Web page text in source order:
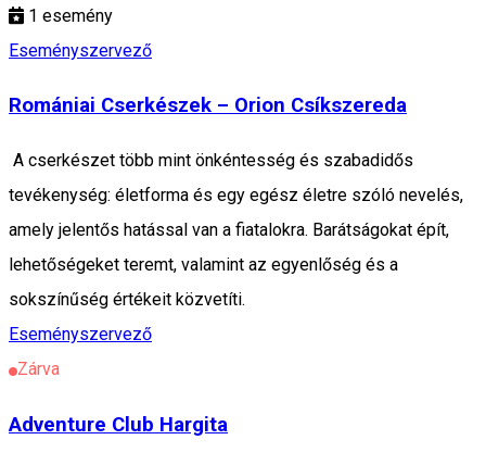
1 esemény
Eseményszervező
Romániai Cserkészek – Orion Csíkszereda
A cserkészet több mint önkéntesség és szabadidős
tevékenység: életforma és egy egész életre szóló nevelés,
amely jelentős hatással van a fiatalokra. Barátságokat épít,
lehetőségeket teremt, valamint az egyenlőség és a
sokszínűség értékeit közvetíti.
Eseményszervező
Zárva
Adventure Club Hargita